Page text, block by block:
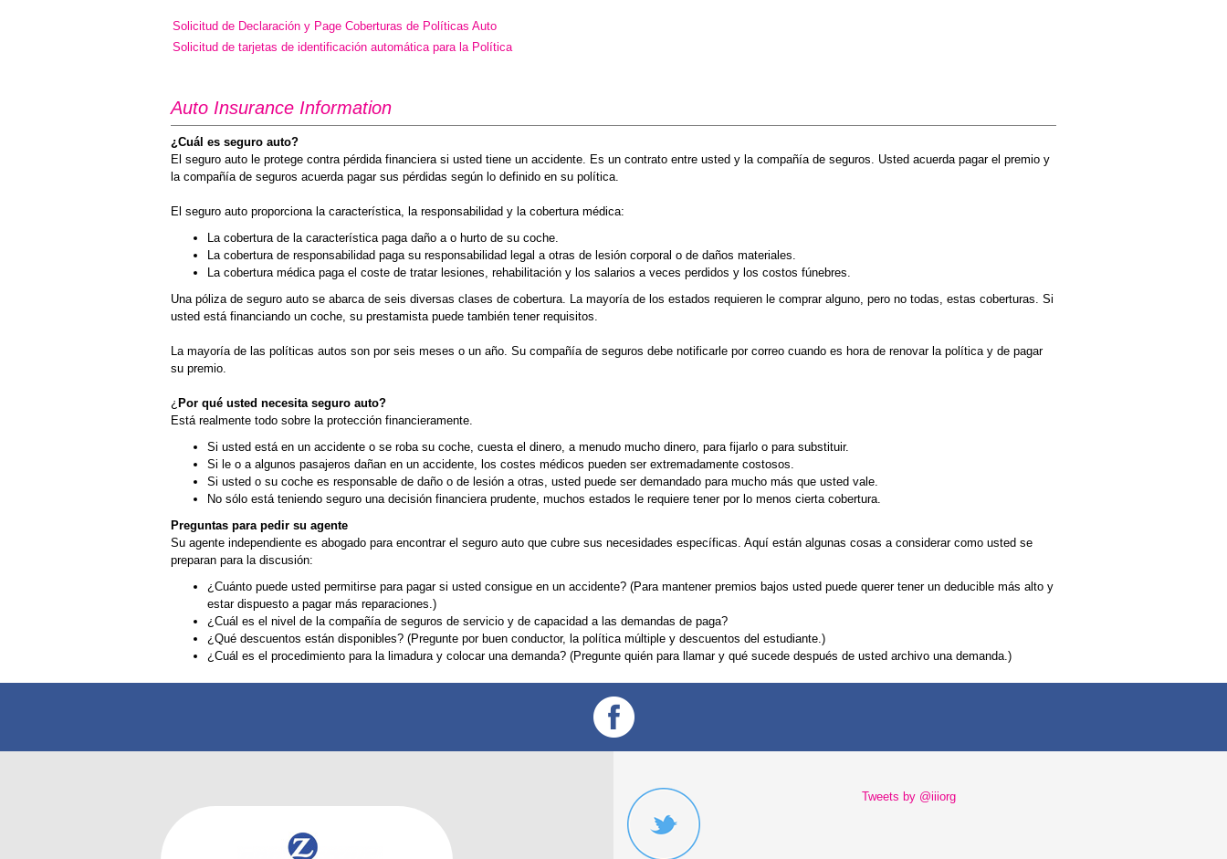
Solicitud de Declaración y Page Coberturas de Políticas Auto
Solicitud de tarjetas de identificación automática para la Política
Auto Insurance Information
¿Cuál es seguro auto?
El seguro auto le protege contra pérdida financiera si usted tiene un accidente. Es un contrato entre usted y la compañía de seguros. Usted acuerda pagar el premio y
la compañía de seguros acuerda pagar sus pérdidas según lo definido en su política.
El seguro auto proporciona la característica, la responsabilidad y la cobertura médica:
La cobertura de la característica paga daño a o hurto de su coche.
La cobertura de responsabilidad paga su responsabilidad legal a otras de lesión corporal o de daños materiales.
La cobertura médica paga el coste de tratar lesiones, rehabilitación y los salarios a veces perdidos y los costos fúnebres.
Una póliza de seguro auto se abarca de seis diversas clases de cobertura. La mayoría de los estados requieren le comprar alguno, pero no todas, estas coberturas. Si
usted está financiando un coche, su prestamista puede también tener requisitos.
La mayoría de las políticas autos son por seis meses o un año. Su compañía de seguros debe notificarle por correo cuando es hora de renovar la política y de pagar
su premio.
¿ Por qué usted necesita seguro auto?
Está realmente todo sobre la protección financieramente.
Si usted está en un accidente o se roba su coche, cuesta el dinero, a menudo mucho dinero, para fijarlo o para substituir.
Si le o a algunos pasajeros dañan en un accidente, los costes médicos pueden ser extremadamente costosos.
Si usted o su coche es responsable de daño o de lesión a otras, usted puede ser demandado para mucho más que usted vale.
No sólo está teniendo seguro una decisión financiera prudente, muchos estados le requiere tener por lo menos cierta cobertura.
Preguntas para pedir su agente
Su agente independiente es abogado para encontrar el seguro auto que cubre sus necesidades específicas. Aquí están algunas cosas a considerar como usted se
preparan para la discusión:
¿Cuánto puede usted permitirse para pagar si usted consigue en un accidente? (Para mantener premios bajos usted puede querer tener un deducible más alto y
estar dispuesto a pagar más reparaciones.)
¿Cuál es el nivel de la compañía de seguros de servicio y de capacidad a las demandas de paga?
¿Qué descuentos están disponibles? (Pregunte por buen conductor, la política múltiple y descuentos del estudiante.)
¿Cuál es el procedimiento para la limadura y colocar una demanda? (Pregunte quién para llamar y qué sucede después de usted archivo una demanda.)
Tweets by @iiiorg